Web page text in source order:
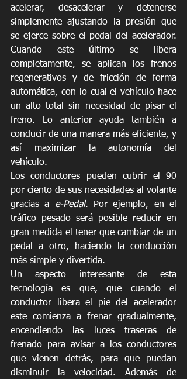
acelerar, desacelerar y detenerse
simplemente ajustando la presión que
se ejerce sobre el pedal del acelerador.
Cuando este último se libera
completamente, se aplican los frenos
regenerativos y de fricción de forma
automática, con lo cual el vehículo hace
un alto total sin necesidad de pisar el
freno. Lo anterior ayuda también a
conducir de una manera más eficiente, y
así maximizar la autonomía del
vehículo.
Los conductores pueden cubrir el 90
por ciento de sus necesidades al volante
gracias a e-Pedal. Por ejemplo, en el
tráfico pesado será posible reducir en
gran medida el tener que cambiar de un
pedal a otro, haciendo la conducción
más simple y divertida.
Un aspecto interesante de esta
tecnología es que, que cuando el
conductor libera el pie del acelerador
este comienza a frenar gradualmente,
encendiendo las luces traseras de
frenado para avisar a los conductores
que vienen detrás, para que puedan
disminuir la velocidad. Además de